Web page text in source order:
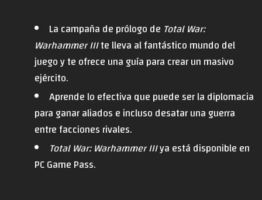
La campaña de prólogo de Total War:
Warhammer IIIte lleva al fantástico mundo del
juego y te ofrece una guía para crear un masivo
ejército.
Aprende lo efectiva que puede ser la diplomacia
para ganar aliados e incluso desatar una guerra
entre facciones rivales.
Total War: Warhammer IIIya está disponible en
PC Game Pass.